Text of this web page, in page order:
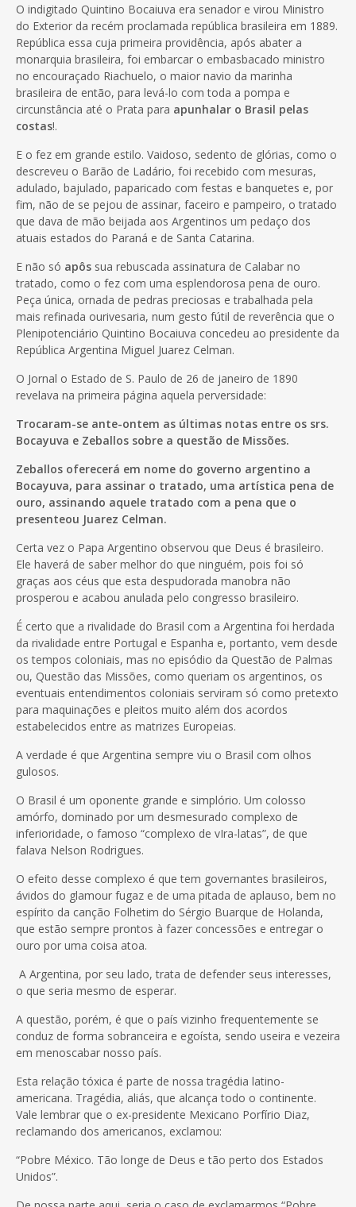
O indigitado Quintino Bocaiuva era senador e virou Ministro
do Exterior da recém proclamada república brasileira em 1889.
República essa cuja primeira providência, após abater a
monarquia brasileira, foi embarcar o embasbacado ministro
no encouraçado Riachuelo, o maior navio da marinha
brasileira de então, para levá-lo com toda a pompa e
circunstância até o Prata para apunhalar o Brasil pelas
costas!.
E o fez em grande estilo. Vaidoso, sedento de glórias, como o
descreveu o Barão de Ladário, foi recebido com mesuras,
adulado, bajulado, paparicado com festas e banquetes e, por
fim, não de se pejou de assinar, faceiro e pampeiro, o tratado
que dava de mão beijada aos Argentinos um pedaço dos
atuais estados do Paraná e de Santa Catarina.
E não só apôs sua rebuscada assinatura de Calabar no
tratado, como o fez com uma esplendorosa pena de ouro.
Peça única, ornada de pedras preciosas e trabalhada pela
mais refinada ourivesaria, num gesto fútil de reverência que o
Plenipotenciário Quintino Bocaiuva concedeu ao presidente da
República Argentina Miguel Juarez Celman.
O Jornal o Estado de S. Paulo de 26 de janeiro de 1890
revelava na primeira página aquela perversidade:
Trocaram-se ante-ontem as últimas notas entre os srs.
Bocayuva e Zeballos sobre a questão de Missões.
Zeballos oferecerá em nome do governo argentino a
Bocayuva, para assinar o tratado, uma artística pena de
ouro, assinando aquele tratado com a pena que o
presenteou Juarez Celman.
Certa vez o Papa Argentino observou que Deus é brasileiro.
Ele haverá de saber melhor do que ninguém, pois foi só
graças aos céus que esta despudorada manobra não
prosperou e acabou anulada pelo congresso brasileiro.
É certo que a rivalidade do Brasil com a Argentina foi herdada
da rivalidade entre Portugal e Espanha e, portanto, vem desde
os tempos coloniais, mas no episódio da Questão de Palmas
ou, Questão das Missões, como queriam os argentinos, os
eventuais entendimentos coloniais serviram só como pretexto
para maquinações e pleitos muito além dos acordos
estabelecidos entre as matrizes Europeias.
A verdade é que Argentina sempre viu o Brasil com olhos
gulosos.
O Brasil é um oponente grande e simplório. Um colosso
amórfo, dominado por um desmesurado complexo de
inferioridade, o famoso “complexo de vIra-latas”, de que
falava Nelson Rodrigues.
O efeito desse complexo é que tem governantes brasileiros,
ávidos do glamour fugaz e de uma pitada de aplauso, bem no
espírito da canção Folhetim do Sérgio Buarque de Holanda,
que estão sempre prontos à fazer concessões e entregar o
ouro por uma coisa atoa.
A Argentina, por seu lado, trata de defender seus interesses,
o que seria mesmo de esperar.
A questão, porém, é que o país vizinho frequentemente se
conduz de forma sobranceira e egoísta, sendo useira e vezeira
em menoscabar nosso país.
Esta relação tóxica é parte de nossa tragédia latino-
americana. Tragédia, aliás, que alcança todo o continente.
Vale lembrar que o ex-presidente Mexicano Porfírio Diaz,
reclamando dos americanos, exclamou:
“Pobre México. Tão longe de Deus e tão perto dos Estados
Unidos”.